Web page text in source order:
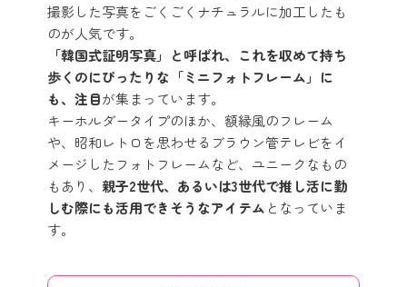
撮影した写真をごくごくナチュラルに加工したも
のが人気です。
「韓国式証明写真」と呼ばれ、これを収めて持ち
歩くのにぴったりな「ミニフォトフレーム」に
も、注目が集まっています。
キーホルダータイプのほか、額縁風のフレーム
や、昭和レトロを思わせるブラウン管テレビをイ
メージしたフォトフレームなど、ユニークなもの
もあり、 親子2世代、あるいは3世代で推し活に勤
しむ際にも活用できそうなアイテム となっていま
す。